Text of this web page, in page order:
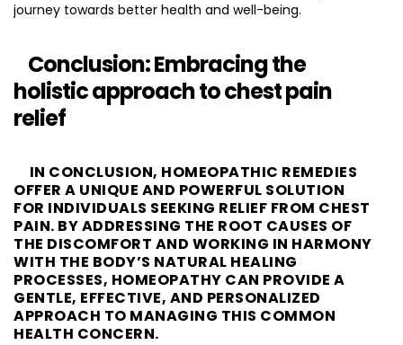
journey towards better health and well-being.
Conclusion: Embracing the
holistic approach to chest pain
relief
IN CONCLUSION, HOMEOPATHIC REMEDIES
OFFER A UNIQUE AND POWERFUL SOLUTION
FOR INDIVIDUALS SEEKING RELIEF FROM CHEST
PAIN. BY ADDRESSING THE ROOT CAUSES OF
THE DISCOMFORT AND WORKING IN HARMONY
WITH THE BODY’S NATURAL HEALING
PROCESSES, HOMEOPATHY CAN PROVIDE A
GENTLE, EFFECTIVE, AND PERSONALIZED
APPROACH TO MANAGING THIS COMMON
HEALTH CONCERN.